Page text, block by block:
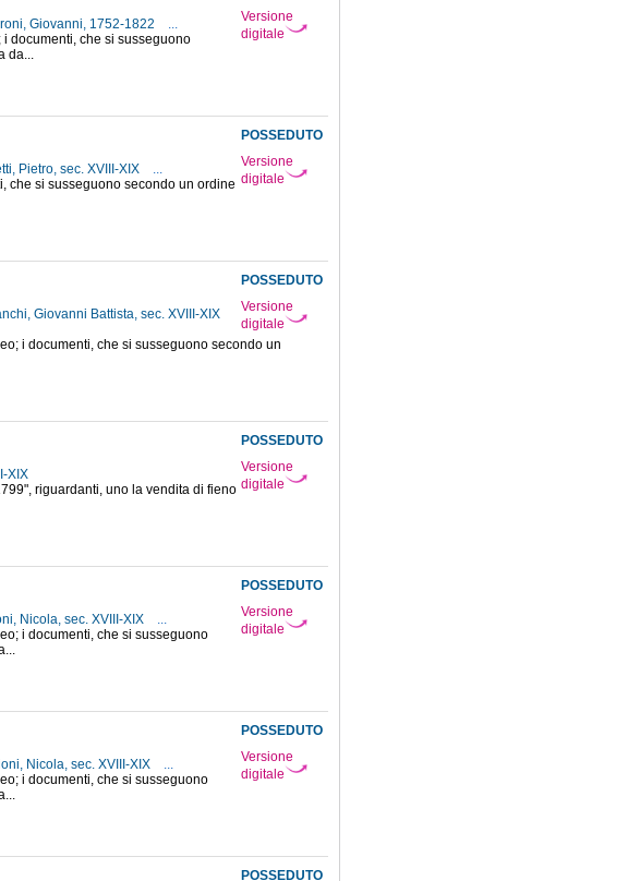
Versione
digitale
Giovanni, 1752-1822
...
documenti, che si susseguono
da...
POSSEDUTO
Versione
digitale
Pietro, sec. XVIII-XIX
...
che si susseguono secondo un ordine
POSSEDUTO
Versione
digitale
Giovanni Battista, sec. XVIII-XIX
i documenti, che si susseguono secondo un
POSSEDUTO
Versione
digitale
XIX
riguardanti, uno la vendita di fieno
POSSEDUTO
Versione
digitale
Nicola, sec. XVIII-XIX
...
i documenti, che si susseguono
POSSEDUTO
Versione
digitale
Nicola, sec. XVIII-XIX
...
i documenti, che si susseguono
POSSEDUTO